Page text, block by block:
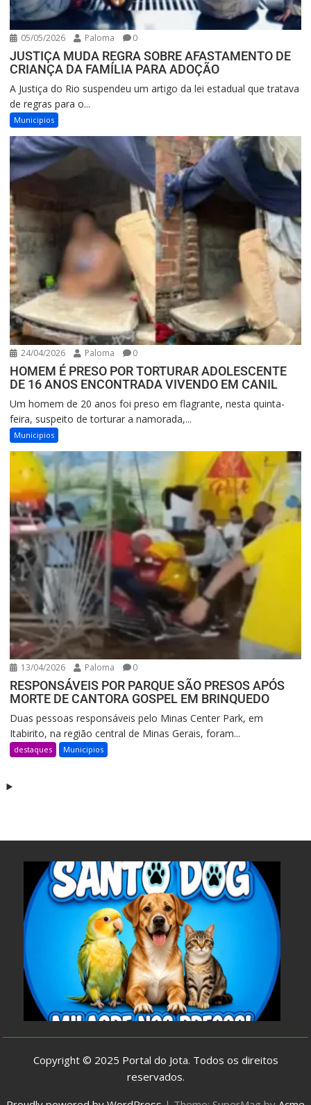
05/05/2026 Paloma 0
JUSTIÇA MUDA REGRA SOBRE AFASTAMENTO DE
CRIANÇA DA FAMÍLIA PARA ADOÇÃO
A Justiça do Rio suspendeu um artigo da lei estadual que tratava
de regras para o...
Municipios
24/04/2026 Paloma 0
HOMEM É PRESO POR TORTURAR ADOLESCENTE
DE 16 ANOS ENCONTRADA VIVENDO EM CANIL
Um homem de 20 anos foi preso em flagrante, nesta quinta-
feira, suspeito de torturar a namorada,...
Municipios
13/04/2026 Paloma 0
RESPONSÁVEIS POR PARQUE SÃO PRESOS APÓS
MORTE DE CANTORA GOSPEL EM BRINQUEDO
Duas pessoas responsáveis pelo Minas Center Park, em
Itabirito, na região central de Minas Gerais, foram...
destaques Municipios
Copyright © 2025 Portal do Jota. Todos os direitos
reservados.